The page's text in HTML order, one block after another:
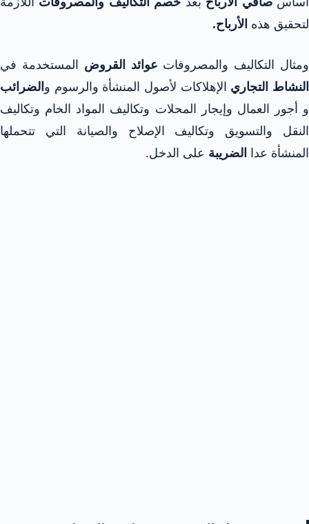
لتحقيق هذه الأرباح.
ومثال التكاليف والمصروفات عوائد القروض المستخدمة في
النشاط التجاري الإهلاكات لأصول المنشأة والرسوم و الضرائب
و أجور العمال وإيجار المحلات وتكاليف المواد الخام وتكاليف
النقل والتسويق وتكاليف الإصلاح والصيانة التي تتحملها
المنشأة عدا
الضريبة على الدخل.